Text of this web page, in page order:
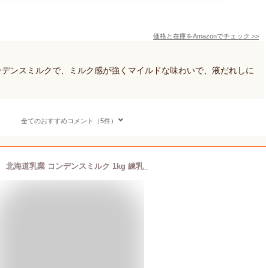
価格と在庫をAmazonでチェック >>
ンスミルクで、ミルク感が強くマイルドな味わいで、液だれしに
全てのおすすめコメント（5件）
北海道乳業 コンデンスミルク 1kg 練乳_